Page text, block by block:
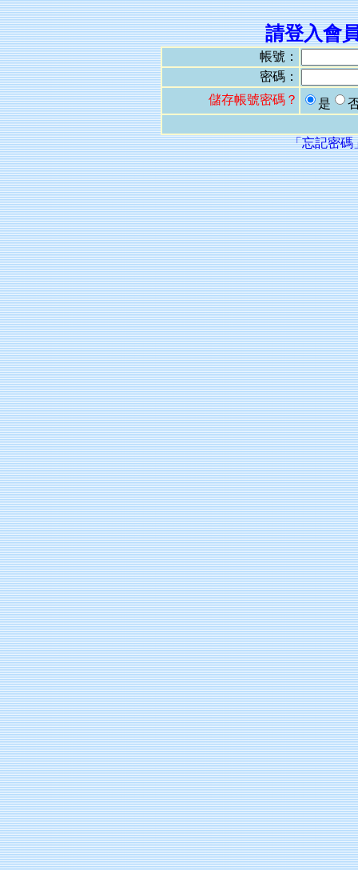
請登入會
帳號：
密碼：
儲存帳號密碼？
是
「忘記密碼